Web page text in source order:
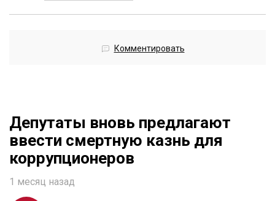
Комментировать
Депутаты вновь предлагают
ввести смертную казнь для
коррупционеров
1 месяц назад